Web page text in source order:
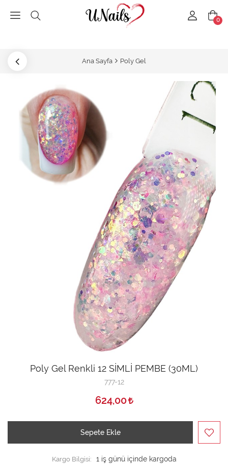
0
Ana Sayfa Poly Gel
Poly Gel Renkli 12 SİMLİ PEMBE (30ML)
777-12
624,00
Sepete Ekle
Kargo Bilgisi:
1 iş günü içinde kargoda